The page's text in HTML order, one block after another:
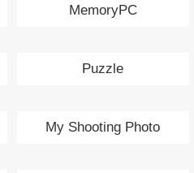
MemoryPC
Puzzle
My Shooting Photo